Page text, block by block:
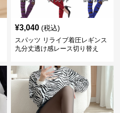
¥3,040 (税込)
スパッツ リライブ着圧レギンス
九分丈透け感レース切り替え